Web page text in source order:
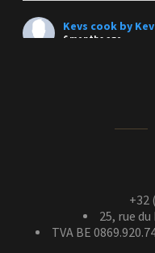
Kevs cook by
6 months ago
Le Local dans l'assiette et dans
Kevs cook by
L'avenir, Seraing.
+32
25, rue
TVA BE